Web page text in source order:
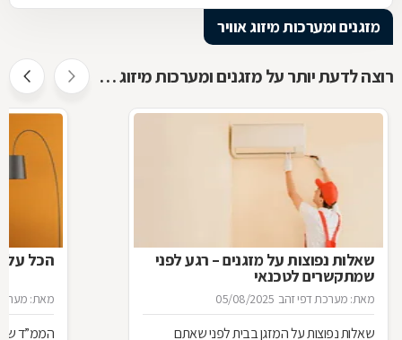
מזגנים ומערכות מיזוג אוויר
רוצה לדעת יותר על מזגנים ומערכות מיזוג אוויר ?
שאלות נפוצות על מזגנים – רגע לפני
שמתקשרים לטכנאי
מאת: מערכת דפי זהב 05/08/2025
שאלות נפוצות על המזגן בבית לפני שאתם
הכל על
מאת:
הממ”ד